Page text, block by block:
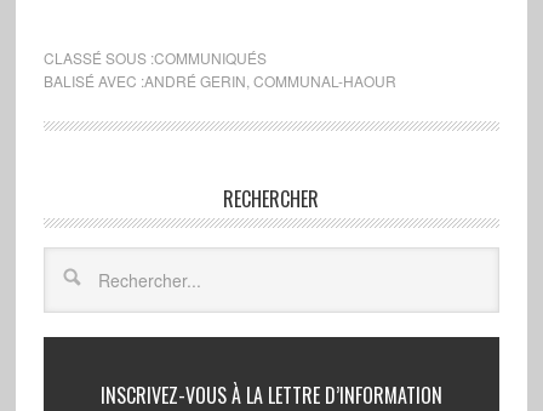
CLASSÉ SOUS :COMMUNIQUÉS
BALISÉ AVEC :ANDRÉ GERIN COMMUNAL-HAOUR
RECHERCHER
INSCRIVEZ-VOUS À LA LETTRE D’INFORMATION